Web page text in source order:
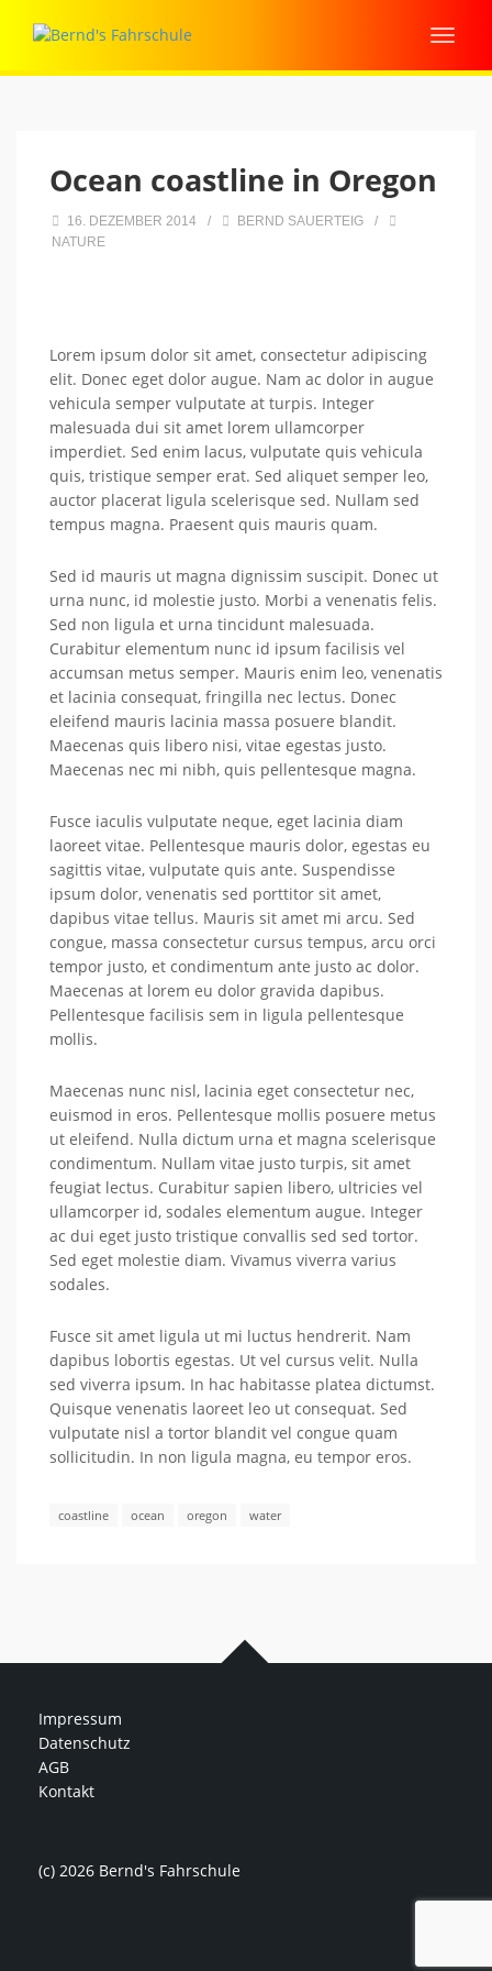
Ocean coastline in Oregon
16. DEZEMBER 2014 / BERND SAUERTEIG
/
NATURE
Lorem ipsum dolor sit amet, consectetur adipiscing
elit. Donec eget dolor augue. Nam ac dolor in augue
vehicula semper vulputate at turpis. Integer
malesuada dui sit amet lorem ullamcorper
imperdiet. Sed enim lacus, vulputate quis vehicula
quis, tristique semper erat. Sed aliquet semper leo,
auctor placerat ligula scelerisque sed. Nullam sed
tempus magna. Praesent quis mauris quam.
Sed id mauris ut magna dignissim suscipit. Donec ut
urna nunc, id molestie justo. Morbi a venenatis felis.
Sed non ligula et urna tincidunt malesuada.
Curabitur elementum nunc id ipsum facilisis vel
accumsan metus semper. Mauris enim leo, venenatis
et lacinia consequat, fringilla nec lectus. Donec
eleifend mauris lacinia massa posuere blandit.
Maecenas quis libero nisi, vitae egestas justo.
Maecenas nec mi nibh, quis pellentesque magna.
Fusce iaculis vulputate neque, eget lacinia diam
laoreet vitae. Pellentesque mauris dolor, egestas eu
sagittis vitae, vulputate quis ante. Suspendisse
ipsum dolor, venenatis sed porttitor sit amet,
dapibus vitae tellus. Mauris sit amet mi arcu. Sed
congue, massa consectetur cursus tempus, arcu orci
tempor justo, et condimentum ante justo ac dolor.
Maecenas at lorem eu dolor gravida dapibus.
Pellentesque facilisis sem in ligula pellentesque
mollis.
Maecenas nunc nisl, lacinia eget consectetur nec,
euismod in eros. Pellentesque mollis posuere metus
ut eleifend. Nulla dictum urna et magna scelerisque
condimentum. Nullam vitae justo turpis, sit amet
feugiat lectus. Curabitur sapien libero, ultricies vel
ullamcorper id, sodales elementum augue. Integer
ac dui eget justo tristique convallis sed sed tortor.
Sed eget molestie diam. Vivamus viverra varius
sodales.
Fusce sit amet ligula ut mi luctus hendrerit. Nam
dapibus lobortis egestas. Ut vel cursus velit. Nulla
sed viverra ipsum. In hac habitasse platea dictumst.
Quisque venenatis laoreet leo ut consequat. Sed
vulputate nisl a tortor blandit vel congue quam
sollicitudin. In non ligula magna, eu tempor eros.
coastline ocean oregon water
Impressum
Datenschutz
AGB
Kontakt
(c) 2026 Bernd's Fahrschule